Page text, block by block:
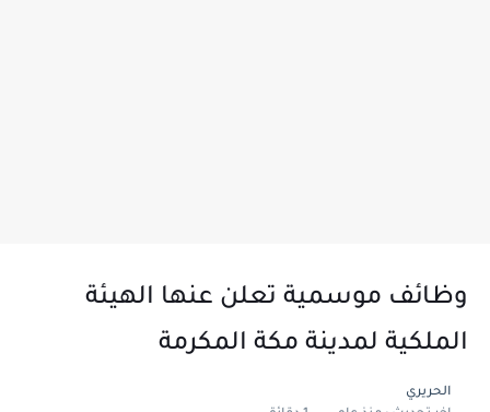
وظائف موسمية تعلن عنها الهيئة
الملكية لمدينة مكة المكرمة
الحريري